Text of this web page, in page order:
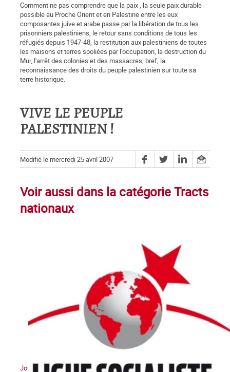
Comment ne pas comprendre que la paix , la seule paix durable
possible au Proche Orient et en Palestine entre les eux
composantes juive et arabe passe par la libération de tous les
prisonniers palestiniens, le retour sans conditions de tous les
réfugiés depuis 1947-48, la restitution aux palestiniens de toutes
les maisons et terres spoliées par l'occupation, la destruction du
Mur, l'arrêt des colonies et des massacres, bref, la
reconnaissance des droits du peuple palestinien sur toute sa
terre historique.
VIVE LE PEUPLE
PALESTINIEN !
Modifié le mercredi 25 avril 2007
Voir aussi dans la catégorie Tracts
nationaux
Journée internationale contre toutes les violences faites aux